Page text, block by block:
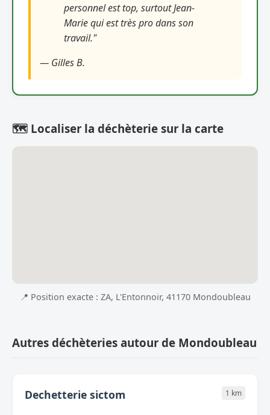
personnel est top, surtout Jean-
Marie qui est très pro dans son
travail."
— Gilles B.
🗺️ Localiser la déchèterie sur la carte
📍 Position exacte : ZA, L'Entonnoir, 41170 Mondoubleau
Autres déchèteries autour de Mondoubleau
Dechetterie sictom 1 km